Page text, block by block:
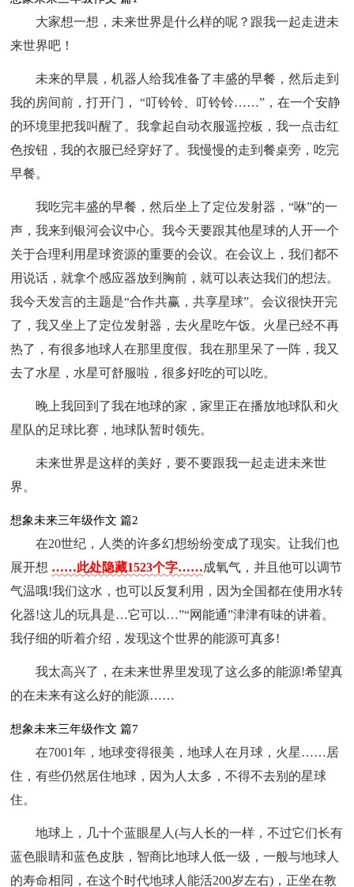
大家想一想，未来世界是什么样的呢？跟我一起走进未
来世界吧！
未来的早晨，机器人给我准备了丰盛的早餐，然后走到
我的房间前，打开门， “叮铃铃、叮铃铃……”，在一个安静
的环境里把我叫醒了。我拿起自动衣服遥控板，我一点击红
色按钮，我的衣服已经穿好了。我慢慢的走到餐桌旁，吃完
早餐。
我吃完丰盛的早餐，然后坐上了定位发射器，“咻”的一
声，我来到银河会议中心。我今天要跟其他星球的人开一个
关于合理利用星球资源的重要的会议。在会议上，我们都不
用说话，就拿个感应器放到胸前，就可以表达我们的想法。
我今天发言的主题是“合作共赢，共享星球”。会议很快开完
了，我又坐上了定位发射器，去火星吃午饭。火星已经不再
热了，有很多地球人在那里度假。我在那里呆了一阵，我又
去了水星，水星可舒服啦，很多好吃的可以吃。
晚上我回到了我在地球的家，家里正在播放地球队和火
星队的足球比赛，地球队暂时领先。
未来世界是这样的美好，要不要跟我一起走进未来世
界。
想象未来三年级作文 篇2
在20世纪，人类的许多幻想纷纷变成了现实。让我们也
展开想 ……此处隐藏1523个字……成氧气，并且他可以调节
气温哦!我们这水，也可以反复利用，因为全国都在使用水转
化器!这儿的玩具是…它可以…”“网能通”津津有味的讲着。
我仔细的听着介绍，发现这个世界的能源可真多!
我太高兴了，在未来世界里发现了这么多的能源!希望真
的在未来有这么好的能源……
想象未来三年级作文 篇7
在7001年，地球变得很美，地球人在月球，火星……居
住，有些仍然居住地球，因为人太多，不得不去别的星球
住。
地球上，几十个蓝眼星人(与人长的一样，不过它们长有
蓝色眼睛和蓝色皮肤，智商比地球人低一级，一般与地球人
的寿命相同，在这个时代地球人能活200岁左右)，正坐在教